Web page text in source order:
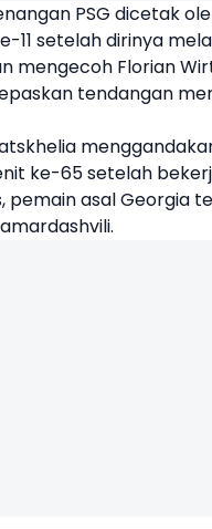
PSG dicetak
11 setelah dirinya
mengecoh Florian
tendangan
ke-65 setelah
pemain asal Georgia